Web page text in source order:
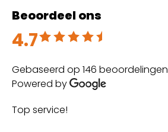
Beoordeel ons
4.7
Beoordeeld met 4.7 uit 5
Gebaseerd op 146 beoordelingen
Powered by
Top service!